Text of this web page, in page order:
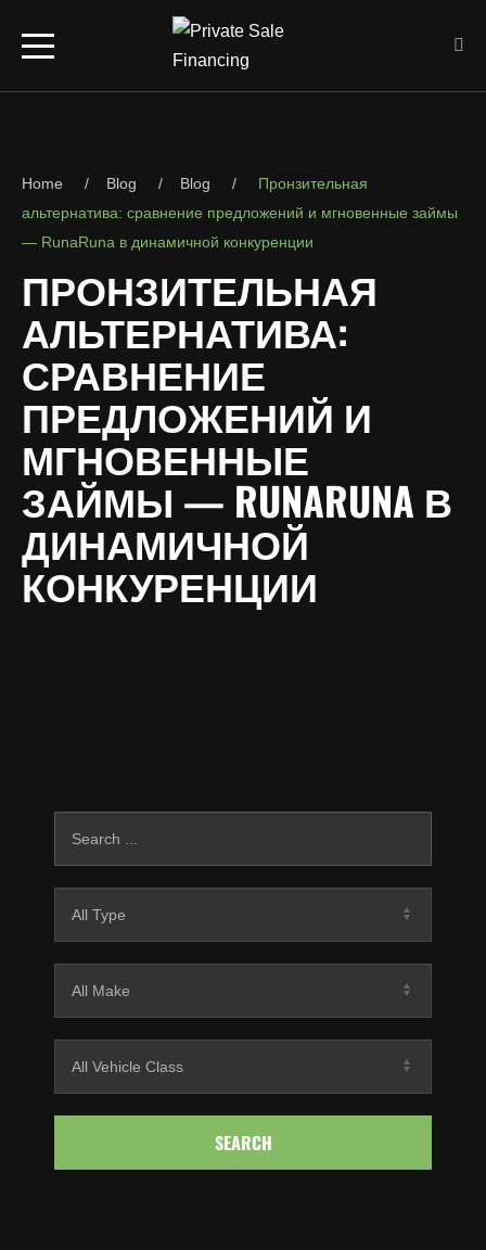
Home Blog Blog
Пронзительная
альтернатива: сравнение предложений и мгновенные займы
— RunaRuna в динамичной конкуренции
ПРОНЗИТЕЛЬНАЯ
АЛЬТЕРНАТИВА:
СРАВНЕНИЕ
ПРЕДЛОЖЕНИЙ И
МГНОВЕННЫЕ
ЗАЙМЫ — RUNARUNA В
ДИНАМИЧНОЙ
КОНКУРЕНЦИИ
SEARCH